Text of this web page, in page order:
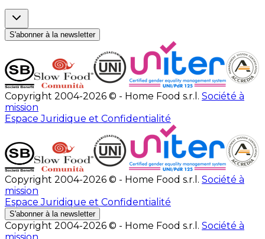
S'abonner à la newsletter
Copyright 2004-2026 © - Home Food s.r.l. Société à
mission
Espace Juridique et Confidentialité
Copyright 2004-2026 © - Home Food s.r.l. Société à
mission
Espace Juridique et Confidentialité
S'abonner à la newsletter
Copyright 2004-2026 © - Home Food s.r.l. Société à
mission